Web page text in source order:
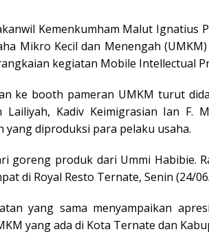
Kemenkumham Malut Ignatius
Mikro Kecil dan Menengah
kegiatan Mobile Intellectual
ke booth pameran UMKM turut
Lailiyah, Kadiv Keimigrasian Ian F.
yang diproduksi para pelaku usaha.
goreng produk dari Ummi Habibie.
di Royal Resto Ternate, Senin (24/
yang sama menyampaikan
yang ada di Kota Ternate dan